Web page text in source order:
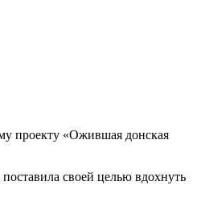
проекту «Ожившая донская
своей целью вдохнуть